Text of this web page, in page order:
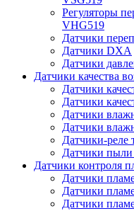
Регуляторы
VHG519
Датчики
Датчики DXA
Датчики
Датчики качества
Датчики
Датчики
Датчики
Датчики
Датчики-реле
Датчики пыли
Датчики контроля
Датчики
Датчики
Датчики